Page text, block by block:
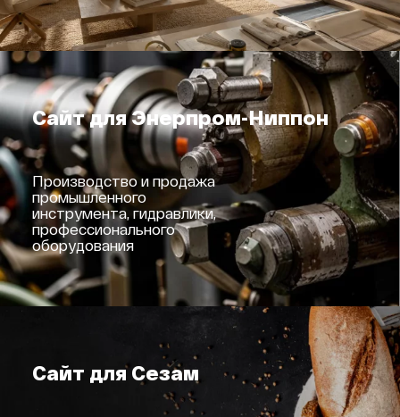
Сайт для Энерпром-Ниппон
Производство и продажа
промышленного
инструмента, гидравлики,
профессионального
оборудования
Сайт для Сезам